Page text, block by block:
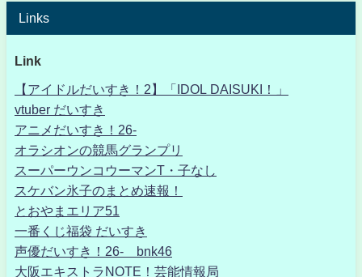
Links
Link
【アイドルだいすき！2】「IDOL DAISUKI！」
vtuber だいすき
アニメだいすき！26-
オラシオンの競馬グランプリ
スーパーウンコウーマンT・子なし
スケバン氷子のまとめ速報！
とおやまエリア51
一番くじ福袋 だいすき
声優だいすき！26- bnk46
大阪エキストラNOTE！芸能情報局